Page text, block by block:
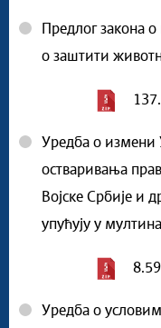
Предлог закона
о заштити
Уредба о измени
остваривања
Војске Србије и
упућују у
Уредба о